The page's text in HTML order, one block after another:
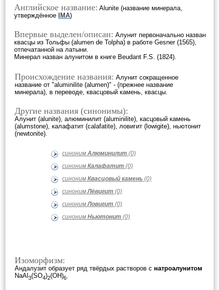
Английское название: Alunite (название минерала,
утверждённое
IMA)
Впервые выделен/описан: Алунит первоначально назван
квасцы из Тольфы (alumen de Tolpha) в работе Gesner (1565),
отпечатанной на латыни.
Минерал назван алунитом в книге Beudant F.S. (1824).
Происхождение названия: Алунит сокращенное
название от "aluminilite (alumen)" - (прежнее название
минерала), в переводе, квасцовый камень, квасцы.
Другие названия (синонимы):
Алунит (alunite), алюминилит (aluminilite), касцовый камень
(alumstone), калафатит (calafatite), ловигит (lowigite), ньютонит
(newtonite).
синоним Алюминилит (0)
синоним Калафатит (0)
синоним Квасцовый камень (0)
синонимЛёвигит (0)
синонимЛовигит (0)
синоним Ньютонит (0)
Изоморфизм:
Андалузит образует ряд твёрдых растворов c натроалунитом
NaAl 3(SO4)2(OH)6.